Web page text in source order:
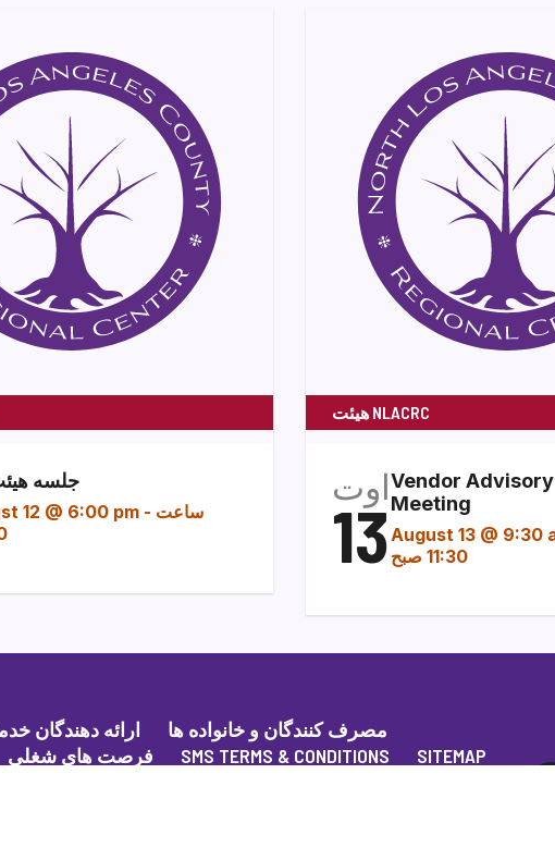
جلسه
12 @ 6:00 pm - ساعت
هیئت NLACRC
اوت
13
Vendor
Meeting
August 13 @ 9:30
11:30 صبح
ارائه دهندگان
مصرف کنندگان و خانواده ها
فرصت های شغلی SMS TERMS & CONDITIONS SITEMAP